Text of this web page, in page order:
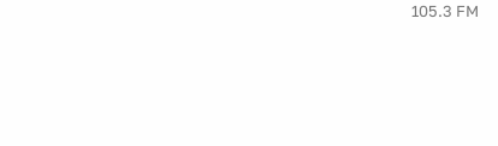
105.3 FM